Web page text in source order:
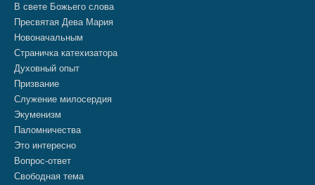
В свете Божьего слова
Пресвятая Дева Мария
Новоначальным
Страничка катехизатора
Духовный опыт
Призвание
Служение милосердия
Экуменизм
Паломничества
Это интересно
Вопрос-ответ
Свободная тема